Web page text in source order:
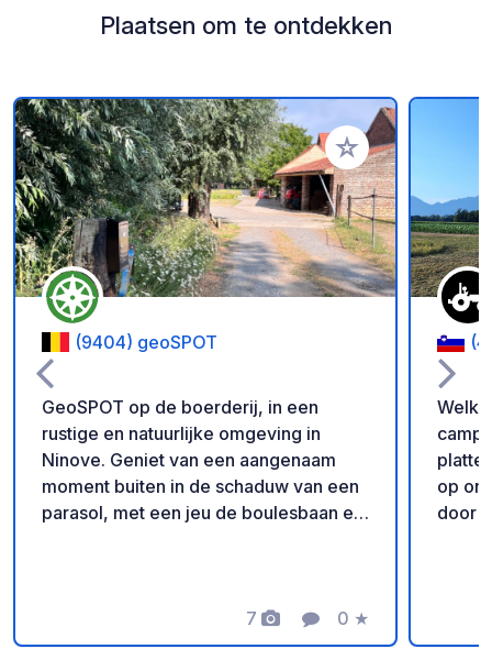
Plaatsen om te ontdekken
Voeg toe aan je
(9404) geoSPOT
GeoSPOT op de boerderij, in een
rustige en natuurlijke omgeving in
Ninove. Geniet van een aangenaam
moment buiten in de schaduw van een
parasol, met een jeu de boulesbaan en
delen van deze geoSPOT! :)
Herinnering : - Vergeet niet om bij
7
Foto's Commentaar
0
Beoordeling
★
platteland Geniet van
op
door